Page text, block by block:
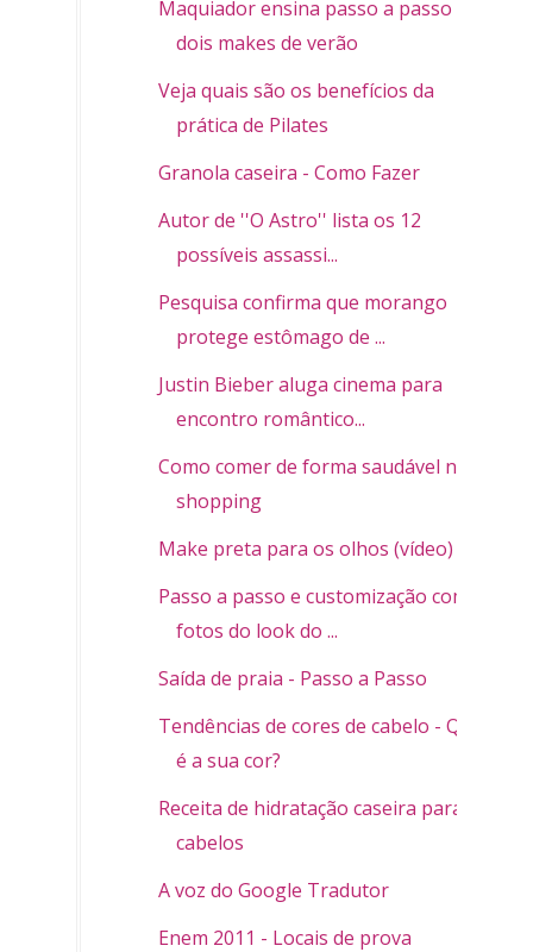
Maquiador ensina passo a passo de
dois makes de verão
Veja quais são os benefícios da
prática de Pilates
Granola caseira - Como Fazer
Autor de ''O Astro'' lista os 12
possíveis assassi...
Pesquisa confirma que morango
protege estômago de ...
Justin Bieber aluga cinema para
encontro romântico...
Como comer de forma saudável no
shopping
Make preta para os olhos (vídeo)
Passo a passo e customização com
fotos do look do ...
Saída de praia - Passo a Passo
Tendências de cores de cabelo - Qual
é a sua cor?
Receita de hidratação caseira para
cabelos
A voz do Google Tradutor
Enem 2011 - Locais de prova